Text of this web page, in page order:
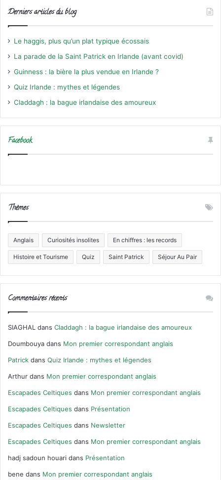
Derniers articles du blog
Le haggis, plus qu’un plat typique écossais
La parade de la Saint Patrick en Irlande (avant covid)
Guinness : la bière la plus vendue en Irlande ?
Quiz Irlande : mythes et légendes
Claddagh : la bague irlandaise des amoureux
Facebook
Thèmes
Anglais Curiosités insolites En chiffres : les records
Histoire et Tourisme Quiz Saint Patrick Séjour Au Pair
Commentaires récents
SIAGHAL dans Claddagh : la bague irlandaise des amoureux
Doumbouya dans Mon premier correspondant anglais
Patrick dans Quiz Irlande : mythes et légendes
Arthur dans Mon premier correspondant anglais
Escapades Celtiques dans Mon premier correspondant anglais
Escapades Celtiques dans Présentation
Escapades Celtiques dans Newsletter
Escapades Celtiques dans Mon premier correspondant anglais
hadj sadoun houari dans Présentation
bene dans Mon premier correspondant anglais